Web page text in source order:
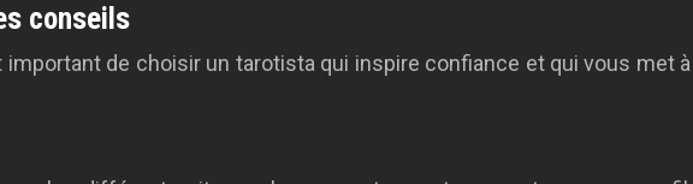
conseils
de choisir un tarotista qui inspire confiance et qui vous met